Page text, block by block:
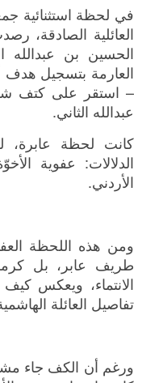
في لحظة استثنائية
العائلية الصادقة،
الحسين بن عبدالله
العارمة بتسجيل
– استقر على كتف
عبدالله الثاني.
كانت لحظة عابرة،
الدلالات: عفوية
الأردني.
ومن هذه اللحظة
طريف عابر، بل
الانتماء، ويعكس
تفاصيل العائلة
ورغم أن الكف جاء